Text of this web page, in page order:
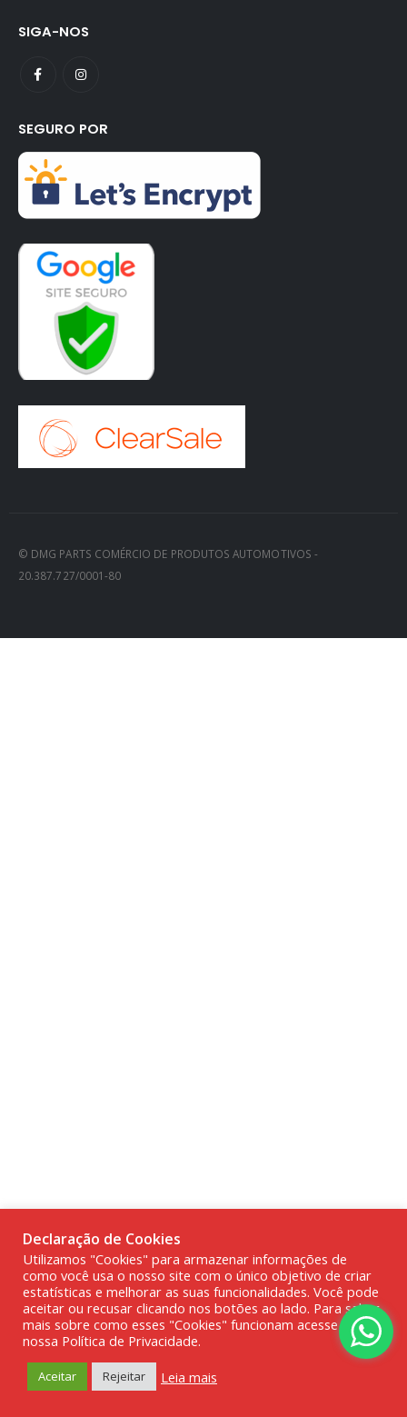
SIGA-NOS
SEGURO POR
© DMG PARTS COMÉRCIO DE PRODUTOS AUTOMOTIVOS -
20.387.727/0001-80
Declaração de Cookies
Utilizamos "Cookies" para armazenar informações de
como você usa o nosso site com o único objetivo de criar
estatísticas e melhorar as suas funcionalidades. Você pode
aceitar ou recusar clicando nos botões ao lado. Para saber
mais sobre como esses "Cookies" funcionam acesse a
nossa Política de Privacidade.
Aceitar Rejeitar Leia mais